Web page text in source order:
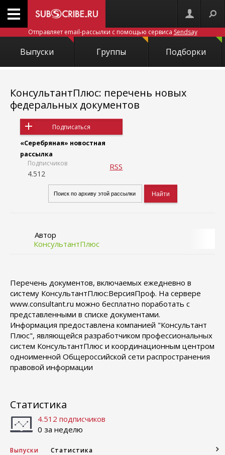
Отправляет email-рассылки с помощью сервиса Sendsay
Выпуски Группы Подборки
КонсультантПлюс: перечень новых
федеральных документов
Подписаться
«Серебряная» новостная
рассылка
Подписчиков
4.512
RSS
Автор
КонсультантПлюс
Перечень документов, включаемых ежедневно в
систему КонсультантПлюс:ВерсияПроф. На сервере
www.consultant.ru можно бесплатно поработать с
представленными в списке документами.
Информация предоставлена компанией "Консультант
Плюс", являющейся разработчиком профессиональных
систем КонсультантПлюс и координационным центром
одноименной Общероссийской сети распространения
правовой информации
Статистика
4.512 подписчиков
0 за неделю
Выпуски Статистика